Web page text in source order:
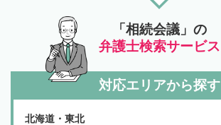
「相続会議」の
弁護士検索サービス
対応エリアから探す
北海道・東北